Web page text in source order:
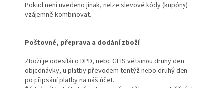
Pokud není uvedeno jinak, nelze slevové kódy (kupóny)
vzájemně kombinovat.
Poštovné, přeprava a dodání zboží
Zboží je odesíláno DPD, nebo GEIS většinou druhý den
objednávky, u platby převodem tentýž nebo druhý den
po připsání platby na náš účet.